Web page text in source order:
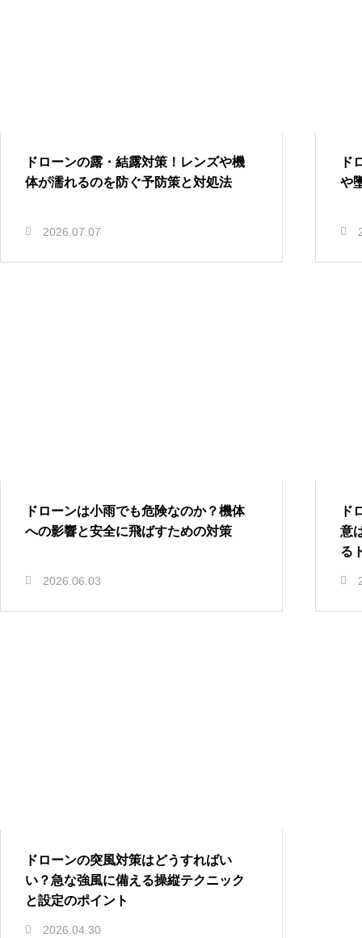
ドローンの露・結露対策！レンズや機
体が濡れるのを防ぐ予防策と対処法
2026.07.07
ド
や
ドローンは小雨でも危険なのか？機体
への影響と安全に飛ばすための対策
2026.06.03
ド
意
る
ドローンの突風対策はどうすればい
い？急な強風に備える操縦テクニック
と設定のポイント
2026.04.30